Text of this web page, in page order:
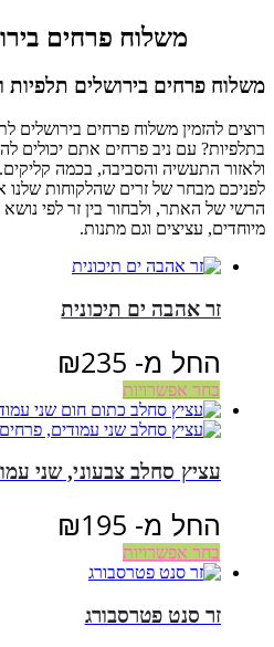
משלוח פרחים
משלוח פרחים בירושלים תלפיות
רוצים להזמין משלוח פרחים בירושלים
בתלפיות? עם ניב פרחים אתם יכולים
ולאזור התעשיה והסביבה, בכמה קליקים.
לפניכם מבחר של זרים שהלקוחות
הרשי של האתר, ולבחור בין זר לפי נושא
מיוחדים, עציצים וגם מתנות.
זר אהבה ים תיכונית
החל מ- ₪235
בחר אפשרויות
עציץ סחלב צבעוני, שני
החל מ- ₪195
בחר אפשרויות
זר סנט פטרסבורג